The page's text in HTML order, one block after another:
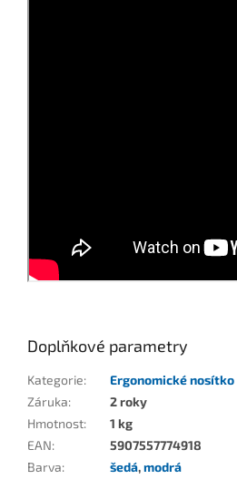
Doplňkové parametry
Kategorie:
Ergonomické nosítko
Záruka:
2 roky
Hmotnost:
1 kg
EAN:
5907557774918
Barva: šedá,modrá